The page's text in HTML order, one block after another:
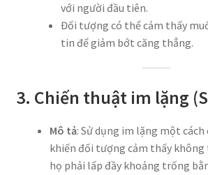
với người đầu tiên.
Đối tượng có thể cảm thấy
tin để giảm bớt căng thẳng.
3. Chiến thuật im lặng
Mô tả: Sử dụng im lặng một cách
khiến đối tượng cảm thấy không
họ phải lấp đầy khoảng trống